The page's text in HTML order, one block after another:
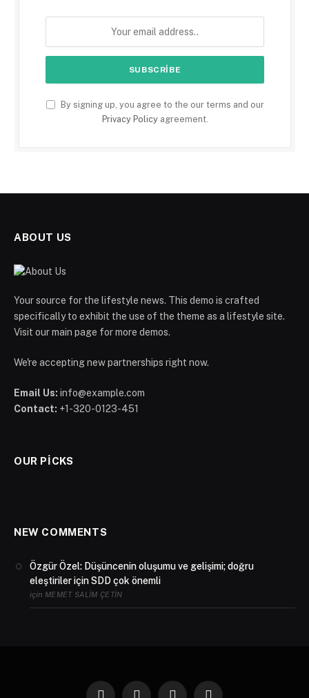
By signing up, you agree to the our terms and our
Privacy Policyagreement.
ABOUT US
Your source for the lifestyle news. This demo is crafted
specifically to exhibit the use of the theme as a lifestyle site.
Visit our main page for more demos.
We're accepting new partnerships right now.
Email Us: info@example.com
Contact: +1-320-0123-451
OUR PICKS
NEW COMMENTS
Özgür Özel: Düşüncenin oluşumu ve gelişimi; doğru
eleştiriler için SDD çok önemli
için MEMET SALIM ÇETIN